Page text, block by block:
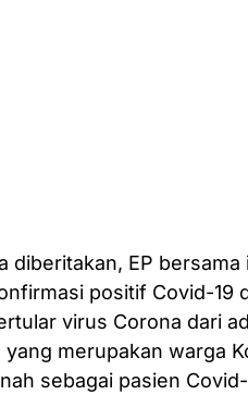
diberitakan, EP
positif Covid-19
virus Corona dari
yang merupakan warga
sebagai pasien Covid-